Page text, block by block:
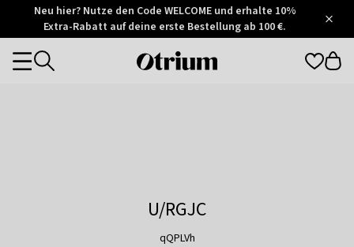
Otrium
Trustpilot
Neu hier? Nutze den Code WELCOME und erhalte 10%
Extra-Rabatt auf deine erste Bestellung ab 100 €.
Otrium
Categories
U/RGJC
qQPLVh